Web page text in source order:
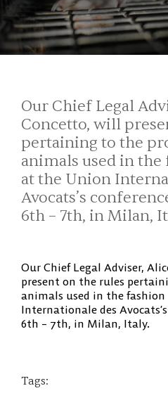
Our Chief Legal
Concetto, will
pertaining to the
animals used in
at the Union
Avocats’s
6th – 7th, in Milan,
Our Chief Legal Adviser,
present on the rules
animals used in the
Internationale des
6th – 7th, in Milan, Italy.
Tags: